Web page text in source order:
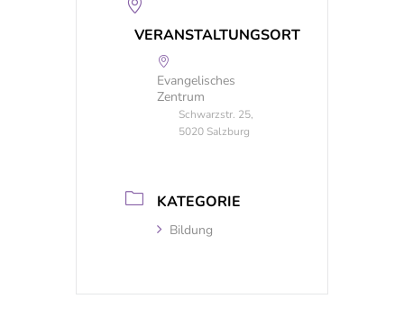
VERANSTALTUNGSORT
Evangelisches
Zentrum
Schwarzstr. 25,
5020 Salzburg
KATEGORIE
Bildung